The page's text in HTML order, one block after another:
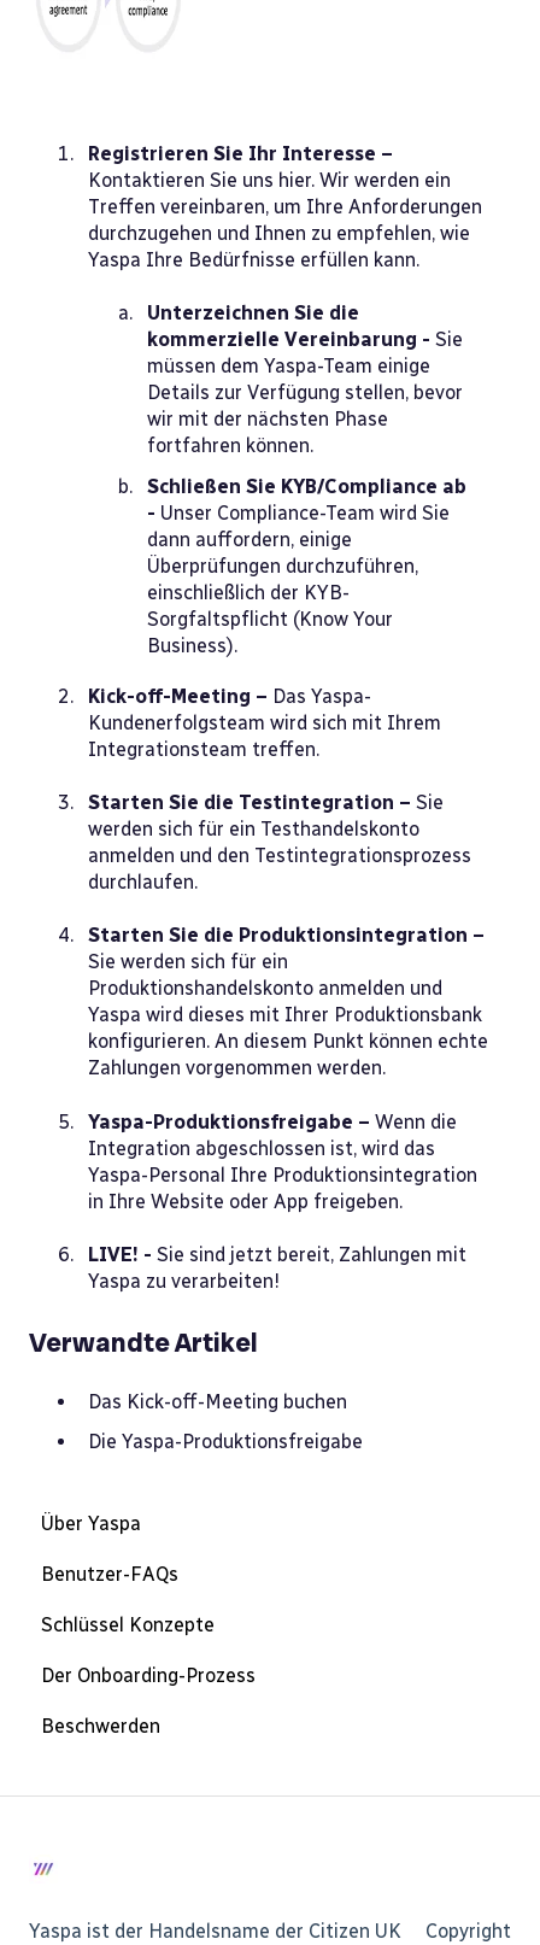
Registrieren Sie Ihr Interesse –
Kontaktieren Sie uns hier. Wir werden ein
Treffen vereinbaren, um Ihre Anforderungen
durchzugehen und Ihnen zu empfehlen, wie
Yaspa Ihre Bedürfnisse erfüllen kann.
Unterzeichnen Sie die
kommerzielle Vereinbarung - Sie
müssen dem Yaspa-Team einige
Details zur Verfügung stellen, bevor
wir mit der nächsten Phase
fortfahren können.
Schließen Sie KYB/Compliance ab
- Unser Compliance-Team wird Sie
dann auffordern, einige
Überprüfungen durchzuführen,
einschließlich der KYB-
Sorgfaltspflicht (Know Your
Business).
Kick-off-Meeting – Das Yaspa-
Kundenerfolgsteam wird sich mit Ihrem
Integrationsteam treffen.
Starten Sie die Testintegration – Sie
werden sich für ein Testhandelskonto
anmelden und den Testintegrationsprozess
durchlaufen.
Starten Sie die Produktionsintegration –
Sie werden sich für ein
Produktionshandelskonto anmelden und
Yaspa wird dieses mit Ihrer Produktionsbank
konfigurieren. An diesem Punkt können echte
Zahlungen vorgenommen werden.
Yaspa-Produktionsfreigabe – Wenn die
Integration abgeschlossen ist, wird das
Yaspa-Personal Ihre Produktionsintegration
in Ihre Website oder App freigeben.
LIVE! - Sie sind jetzt bereit, Zahlungen mit
Yaspa zu verarbeiten!
Verwandte Artikel
Das Kick-off-Meeting buchen
Die Yaspa-Produktionsfreigabe
Über Yaspa
Benutzer-FAQs
Schlüssel Konzepte
Der Onboarding-Prozess
Beschwerden
Yaspa ist der Handelsname der Citizen UK Copyright